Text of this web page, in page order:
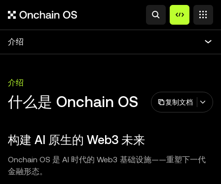
介绍
介绍
什么是 Onchain OS 复制文档
构建 AI 原生的 Web3 未来
Onchain OS 是 AI 时代的 Web3 基础设施——重塑下一代
金融形态。